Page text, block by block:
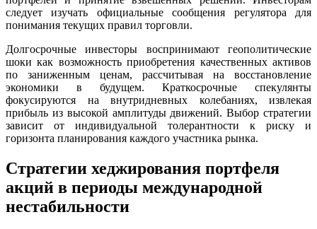
следует изучать официальные сообщения регулятора для
понимания текущих правил торговли.
Долгосрочные инвесторы воспринимают геополитические
шоки как возможность приобретения качественных активов
по заниженным ценам, рассчитывая на восстановление
экономики в будущем. Краткосрочные спекулянты
фокусируются на внутридневных колебаниях, извлекая
прибыль из высокой амплитуды движений. Выбор стратегии
зависит от индивидуальной толерантности к риску и
горизонта планирования каждого участника рынка.
Стратегии хеджирования портфеля
акций в периоды международной
нестабильности